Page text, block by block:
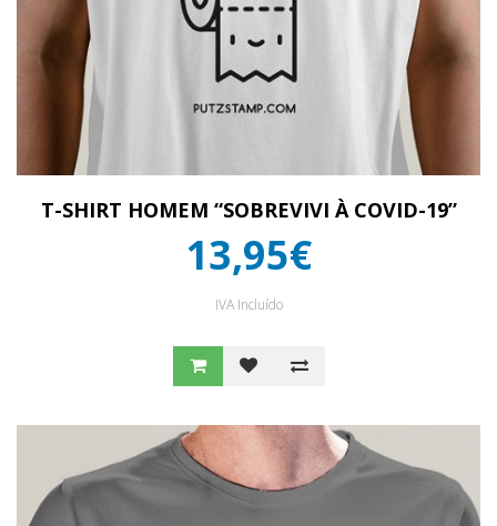
T-SHIRT HOMEM “SOBREVIVI À COVID-19”
13,95€
IVA Incluído